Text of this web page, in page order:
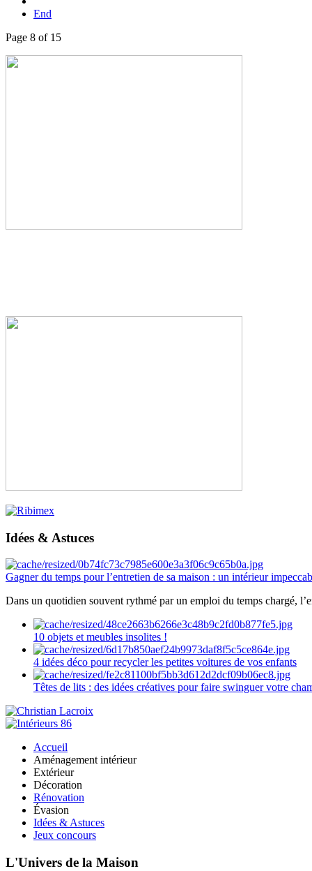
End
Page 8 of 15
Idées & Astuces
Gagner du temps pour l’entretien de sa maison : un intérieur
Dans un quotidien souvent rythmé par un emploi du temps chargé,
10 objets et meubles insolites !
4 idées déco pour recycler les petites voitures de vos enfants
Têtes de lits : des idées créatives pour faire swinguer votre
Accueil
Aménagement intérieur
Extérieur
Décoration
Rénovation
Évasion
Idées & Astuces
Jeux concours
L'Univers de la Maison